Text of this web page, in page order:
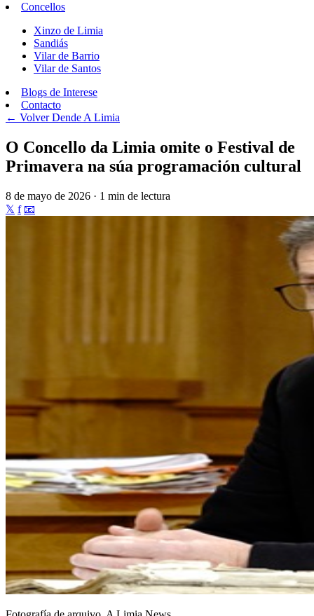
Concellos
Xinzo de Limia
Sandiás
Vilar de Barrio
Vilar de Santos
Blogs de Interese
Contacto
← VolverDende A Limia
O Concello da Limia omite o Festival de
Primavera na súa programación cultural
8 de mayo de 2026 · 1 min de lectura
𝕏 f 📧